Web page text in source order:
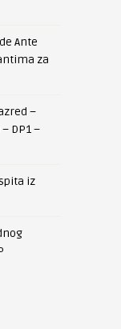
Ante
za
–
DP1 –
iz